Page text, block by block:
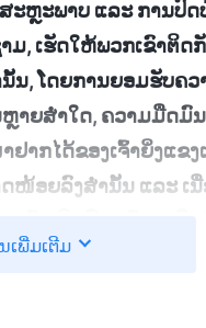
ະຫຼະພາບ ແລະ ການປົດ
, ເຮັດໃຫ້ພວກເຂົາຕິດ
ນ, ໂດຍການຍອມຮັບຄ
າຍສ່ຳໃດ, ຄວາມມືດມົ
າກໄດ້ຂອງເຈົ້າຍິ່ງແຂ
ໜ້ອຍລົງສ່ຳນັ້ນ ແລະ ເ
ດ້ດີຫຼາຍສ່ຳນັ້ນ; ຍິ່ງເຈົ້
ເພີ່ມເຕີມ